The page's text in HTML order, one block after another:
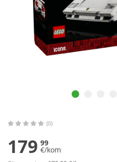
(0)
179 99
€/kom